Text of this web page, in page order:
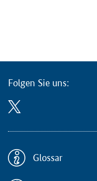
C
P
a
t
f
n
d
Folgen Sie uns:
Glossar